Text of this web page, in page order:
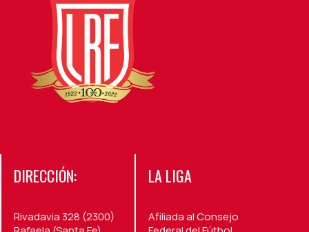
DIRECCIÓN:
Rivadavia 328 (2300)
LA LIGA
Afiliada al Consejo